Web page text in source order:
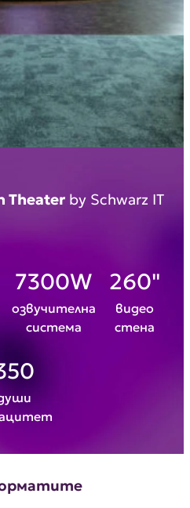
Theaterby Schwarz IT
7300W
озвучителна
система
260"
видео
стена